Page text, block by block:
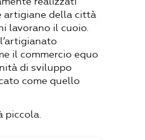
artigiane della città
lavorano il cuoio.
il commercio equo
di sviluppo
come quello
piccola.